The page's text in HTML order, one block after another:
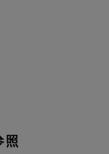
照